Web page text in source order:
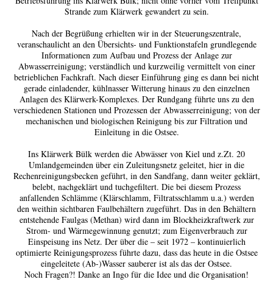
Strande zum Klärwerk gewandert zu sein.
Nach der Begrüßung erhielten wir in der Steuerungszentrale,
veranschaulicht an den Übersichts- und Funktionstafeln grundlegende
Informationen zum Aufbau und Prozess der Anlage zur
Abwasserreinigung; verständlich und kurzweilig vermittelt von einer
betrieblichen Fachkraft. Nach dieser Einführung ging es dann bei nicht
gerade einladender, kühlnasser Witterung hinaus zu den einzelnen
Anlagen des Klärwerk-Komplexes. Der Rundgang führte uns zu den
verschiedenen Stationen und Prozessen der Abwasserreinigung; von der
mechanischen und biologischen Reinigung bis zur Filtration und
Einleitung in die Ostsee.
Ins Klärwerk Bülk werden die Abwässer von Kiel und z.Zt. 20
Umlandgemeinden über ein Zuleitungsnetz geleitet, hier in die
Rechenreinigungsbecken geführt, in den Sandfang, dann weiter geklärt,
belebt, nachgeklärt und tuchgefiltert. Die bei diesem Prozess
anfallenden Schlämme (Klärschlamm, Filtratsschlamm u.a.) werden
den weithin sichtbaren Faulbehältern zugeführt. Das in den Behältern
entstehende Faulgas (Methan) wird dann im Blockheizkraftwerk zur
Strom- und Wärmegewinnung genutzt; zum Eigenverbrauch zur
Einspeisung ins Netz. Der über die – seit 1972 – kontinuierlich
optimierte Reinigungsprozess führte dazu, dass das heute in die Ostsee
eingeleitete (Ab-)Wasser sauberer ist als das der Ostsee.
Noch Fragen?! Danke an Ingo für die Idee und die Organisation!